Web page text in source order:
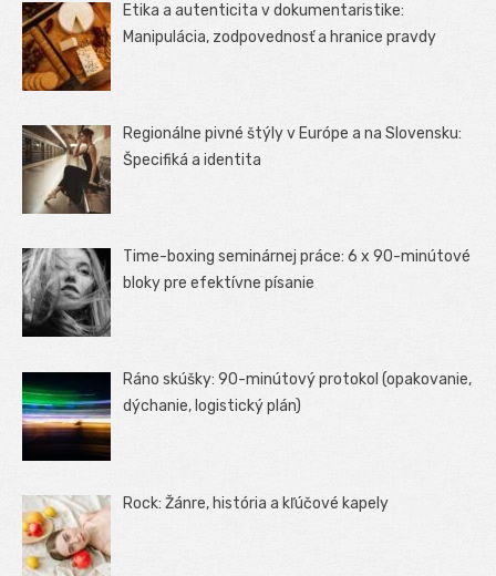
Etika a autenticita v dokumentaristike:
Manipulácia, zodpovednosť a hranice pravdy
Regionálne pivné štýly v Európe a na Slovensku:
Špecifiká a identita
Time-boxing seminárnej práce: 6 x 90-minútové
bloky pre efektívne písanie
Ráno skúšky: 90-minútový protokol (opakovanie,
dýchanie, logistický plán)
Rock: Žánre, história a kľúčové kapely